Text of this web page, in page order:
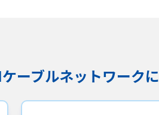
決算公告・電子公告
ス
ーブルネットワークに